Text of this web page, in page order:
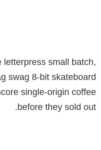
letterpress small batch,
swag 8-bit skateboard
single-origin coffee
before they sold out.